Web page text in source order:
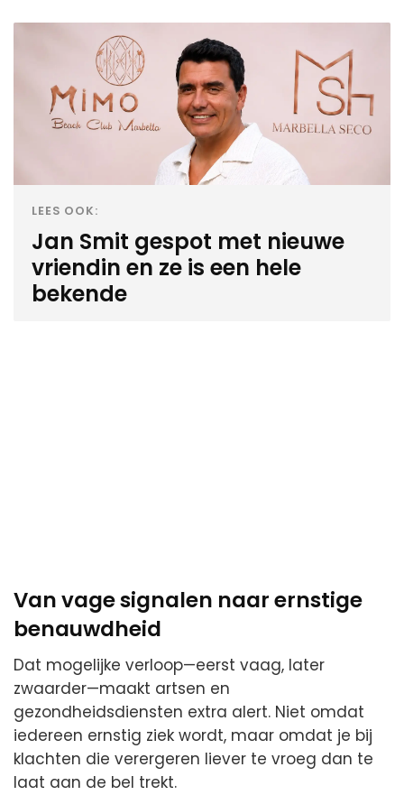
LEES OOK:
Jan Smit gespot met nieuwe
vriendin en ze is een hele
bekende
Van vage signalen naar ernstige
benauwdheid
Dat mogelijke verloop—eerst vaag, later
zwaarder—maakt artsen en
gezondheidsdiensten extra alert. Niet omdat
iedereen ernstig ziek wordt, maar omdat je bij
klachten die verergeren liever te vroeg dan te
laat aan de bel trekt.